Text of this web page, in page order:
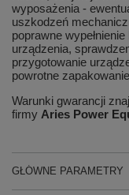
wyposażenia -
uszkodzeń
poprawne
urządzenia,
przygotowanie
powrotne
Warunki gwarancji
firmy Aries Power
GŁÓWNE PARAMETRY